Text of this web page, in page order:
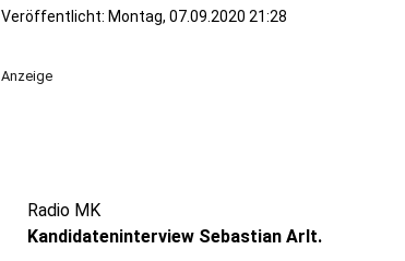
Veröffentlicht: Montag, 07.09.2020 21:28
Anzeige
Radio MK
Kandidateninterview Sebastian Arlt.